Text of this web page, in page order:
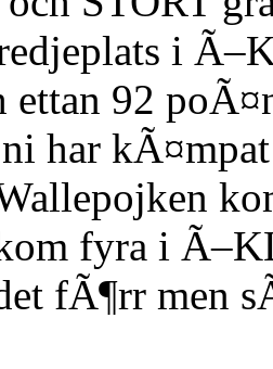
i
ettan 92
har
fyra i
fÃ¶rr men